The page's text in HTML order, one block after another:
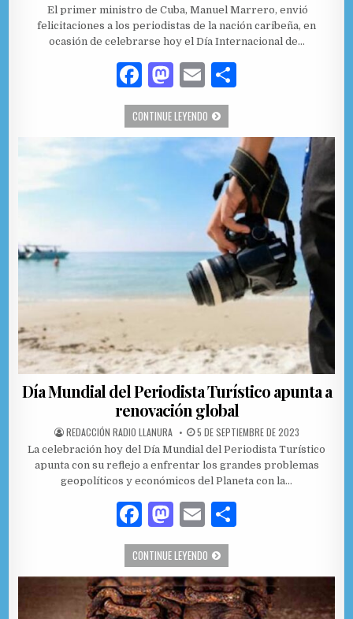
El primer ministro de Cuba, Manuel Marrero, envió
felicitaciones a los periodistas de la nación caribeña, en
ocasión de celebrarse hoy el Día Internacional de…
F
a
c
e
o
o
k
M
as
to
d
E
m
ai
l
p
ar
ti
r
CONTINUE LEYENDO SALUDAN EN CUBA EL DÍA
Día Mundial del Periodista Turístico apunta a
renovación global
AUTHOR:
REDACCIÓN RADIO LLANURA PUBLISHED DATE:
5 DE SEPTIEMBRE DE 2023
La celebración hoy del Día Mundial del Periodista Turístico
apunta con su reflejo a enfrentar los grandes problemas
geopolíticos y económicos del Planeta con la…
F
a
c
e
M
as
to
d
E
m
ai
l
p
CONTINUE LEYENDO DÍA MUNDIAL DEL PERIODISTA